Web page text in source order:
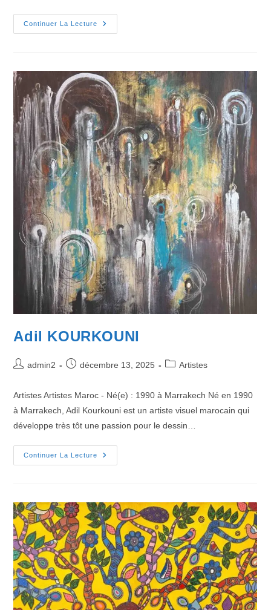
Continuer La Lecture
Adil KOURKOUNI
admin2 décembre 13, 2025 Artistes
Artistes Artistes Maroc - Né(e) : 1990 à Marrakech Né en 1990
à Marrakech, Adil Kourkouni est un artiste visuel marocain qui
développe très tôt une passion pour le dessin…
Continuer La Lecture